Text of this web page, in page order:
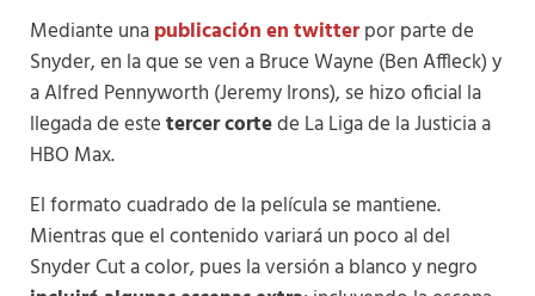
Mediante unapublicación en twitterpor parte de
Snyder, en la que se ven a Bruce Wayne (Ben Affleck) y
a Alfred Pennyworth (Jeremy Irons), se hizo oficial la
llegada de estetercer cortede La Liga de la Justicia a
HBO Max.
El formato cuadrado de la película se mantiene.
Mientras que el contenido variará un poco al del
Snyder Cut a color, pues la versión a blanco y negro